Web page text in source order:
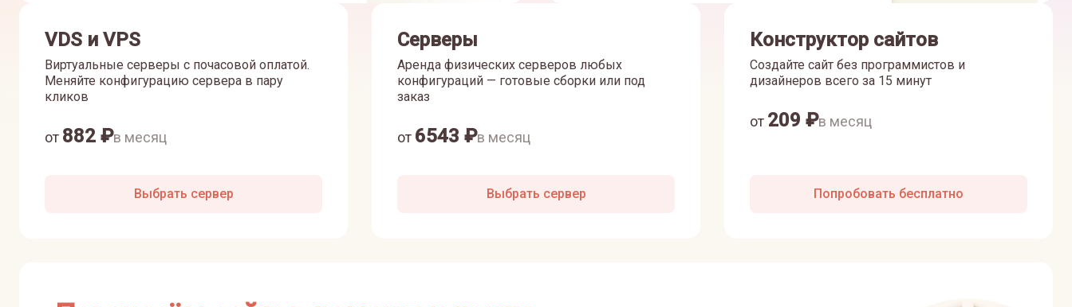
VDS и VPS
Виртуальные серверы с почасовой оплатой.
Меняйте конфигурацию сервера в пару
кликов
от 882 ₽в месяц
Выбрать сервер
Серверы
Аренда физических серверов любых
конфигураций — готовые сборки или под
заказ
от 6543 ₽в месяц
Выбрать сервер
Конструктор сайтов
Создайте сайт без программистов и
дизайнеров всего за 15 минут
от 209 ₽в месяц
Попробовать бесплатно